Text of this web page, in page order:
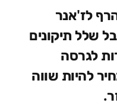
לז'אנר
שלל תיקונים
לגרסה
להיות שווה